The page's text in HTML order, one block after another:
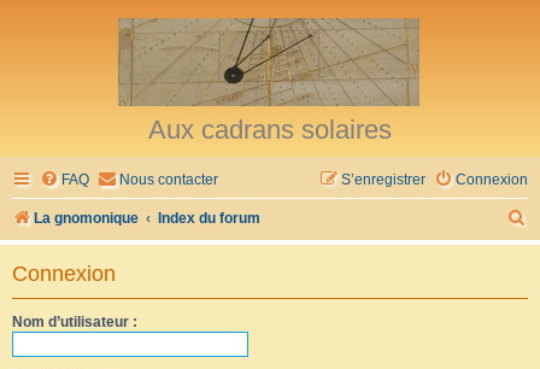
Aux cadrans solaires
FAQ Nous contacter Connexion
S’enregistrer
La gnomonique Index du forum
e
Connexion
Nom d’utilisateur :